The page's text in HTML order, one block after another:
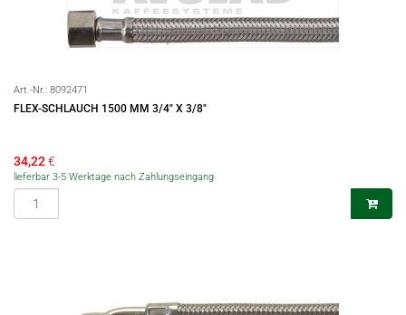
Art.-Nr.: 8092471
FLEX-SCHLAUCH 1500 MM 3/4" X 3/8"
34,22€
lieferbar 3-5 Werktage nach Zahlungseingang